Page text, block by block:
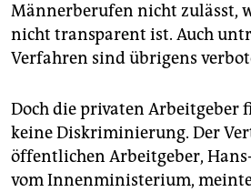
Männerberufen nicht zulässt,
nicht transparent ist. Auch
Verfahren sind übrigens
Doch die privaten Arbeitgeber
keine Diskriminierung. Der
öffentlichen Arbeitgeber,
vom Innenministerium,